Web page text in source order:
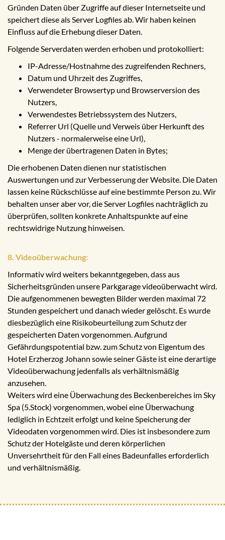
Gründen Daten über Zugriffe auf dieser Internetseite und
speichert diese als Server Logfiles ab. Wir haben keinen
Einfluss auf die Erhebung dieser Daten.
Folgende Serverdaten werden erhoben und protokolliert:
IP-Adresse/Hostnahme des zugreifenden Rechners,
Datum und Uhrzeit des Zugriffes,
Verwendeter Browsertyp und Browserversion des
Nutzers,
Verwendestes Betriebssystem des Nutzers,
Referrer Url (Quelle und Verweis über Herkunft des
Nutzers - normalerweise eine Url),
Menge der übertragenen Daten in Bytes;
Die erhobenen Daten dienen nur statistischen
Auswertungen und zur Verbesserung der Website. Die Daten
lassen keine Rückschlüsse auf eine bestimmte Person zu. Wir
behalten unser aber vor, die Server Logfiles nachträglich zu
überprüfen, sollten konkrete Anhaltspunkte auf eine
rechtswidrige Nutzung hinweisen.
8. Videoüberwachung:
Informativ wird weiters bekanntgegeben, dass aus
Sicherheitsgründen unsere Parkgarage videoüberwacht wird.
Die aufgenommenen bewegten Bilder werden maximal 72
Stunden gespeichert und danach wieder gelöscht. Es wurde
diesbezüglich eine Risikobeurteilung zum Schutz der
gespeicherten Daten vorgenommen. Aufgrund
Gefährdungspotential bzw. zum Schutz von Eigentum des
Hotel Erzherzog Johann sowie seiner Gäste ist eine derartige
Videoüberwachung jedenfalls als verhältnismäßig
anzusehen.
Weiters wird eine Überwachung des Beckenbereiches im Sky
Spa (5.Stock) vorgenommen, wobei eine Überwachung
lediglich in Echtzeit erfolgt und keine Speicherung der
Videodaten vorgenommen wird. Dies ist insbesondere zum
Schutz der Hotelgäste und deren körperlichen
Unversehrtheit für den Fall eines Badeunfalles erforderlich
und verhältnismäßig.